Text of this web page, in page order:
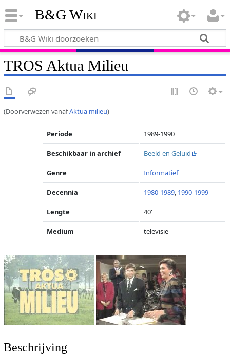
B&G Wiki
TROS Aktua Milieu
(Doorverwezen vanafAktua milieu)
Periode 1989-1990
Beschikbaar in archief Beeld en Geluid
Genre Informatief
Decennia 1980-1989, 1990-1999
Lengte 40'
Medium televisie
Beschrijving